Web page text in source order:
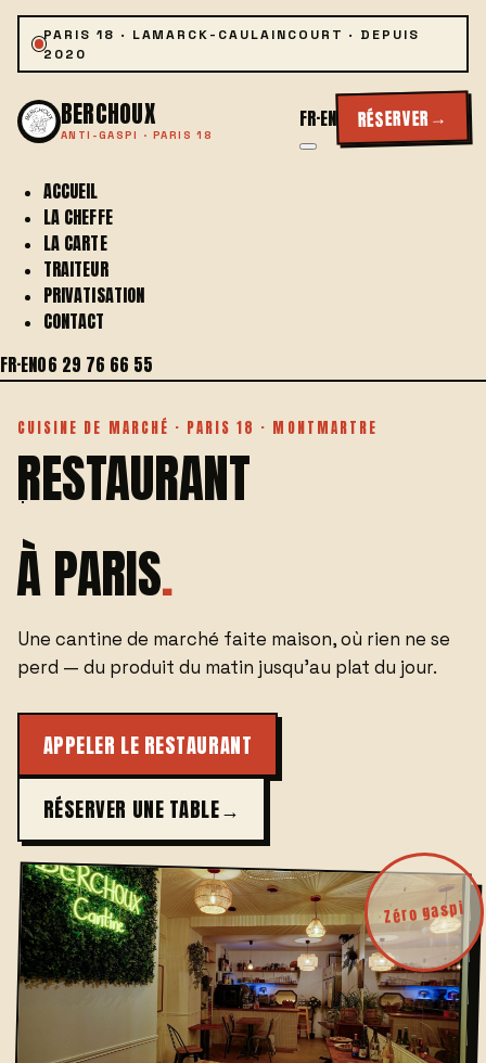
PARIS 18 · LAMARCK-CAULAINCOURT · DEPUIS
2020
BERCHOUX
ANTI-GASPI · PARIS 18
FR·EN RÉSERVER →
ACCUEIL
LA CHEFFE
LA CARTE
TRAITEUR
PRIVATISATION
CONTACT
FR·EN06 29 76 66 55
CUISINE DE MARCHÉ · PARIS 18 · MONTMARTRE
RESTAURANT
ANTI-GASPI
À PARIS.
Une cantine de marché faite maison, où rien ne se
perd — du produit du matin jusqu'au plat du jour.
APPELER LE RESTAURANT
RÉSERVER UNE TABLE→
Zéro gaspi